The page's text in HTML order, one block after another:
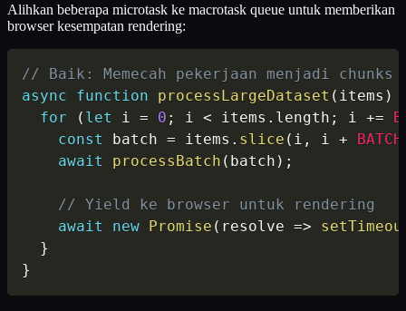
Alihkan beberapa microtask ke macrotask queue untuk memberikan
browser kesempatan rendering:
// Baik: Memecah pekerjaan menjadi chunks
async
function processLargeDataset ( items )
for
( let i = 0 ; i < items . length ; i +=
const
batch = items . slice ( i , i +
await
processBatch ( batch ) ;
// Yield ke browser untuk rendering
await
new Promise ( resolve =>
}
}